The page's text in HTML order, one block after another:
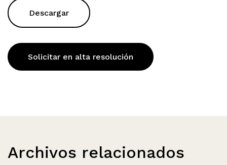
Descargar
Solicitar en alta resolución
Archivos relacionados